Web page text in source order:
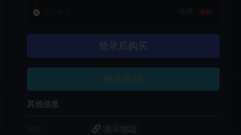
推荐
登录后购买
解压密码
其他信息
演示地址